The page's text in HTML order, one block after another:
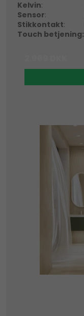
Kelvin:
Sensor:
Stikkontakt:
Touch betjening: